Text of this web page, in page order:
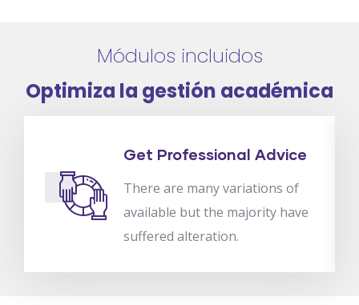
Módulos incluidos
Optimiza la gestión académica
Get Professional Advice
There are many variations of
available but the majority have
suffered alteration.